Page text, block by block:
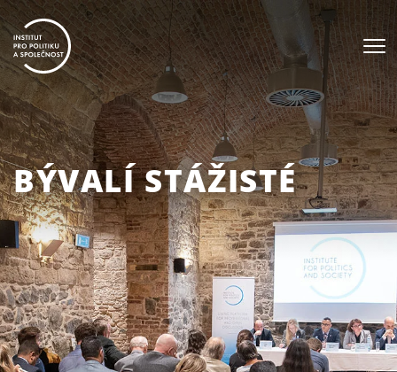
BÝVALÍ STÁŽISTÉ